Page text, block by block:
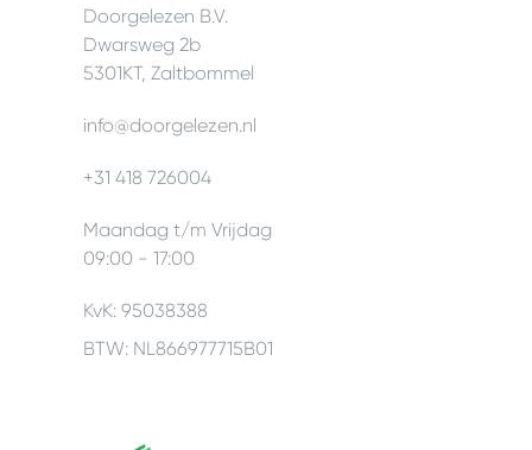
Doorgelezen B.V.
Dwarsweg 2b
5301KT, Zaltbommel
info@doorgelezen.nl
+31 418 726004
Maandag t/m Vrijdag
09:00 - 17:00
KvK: 95038388
BTW: NL866977715B01